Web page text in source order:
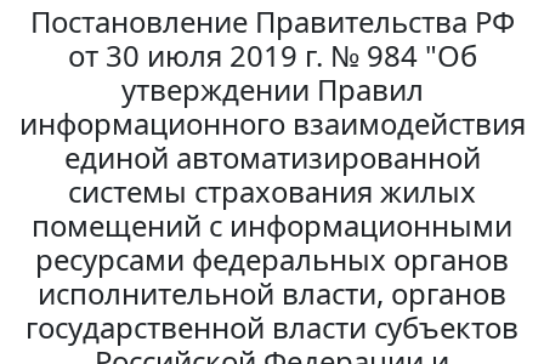
Постановление Правительства РФ
от 30 июля 2019 г. № 984 "Об
утверждении Правил
информационного взаимодействия
единой автоматизированной
системы страхования жилых
помещений с информационными
ресурсами федеральных органов
исполнительной власти, органов
государственной власти субъектов